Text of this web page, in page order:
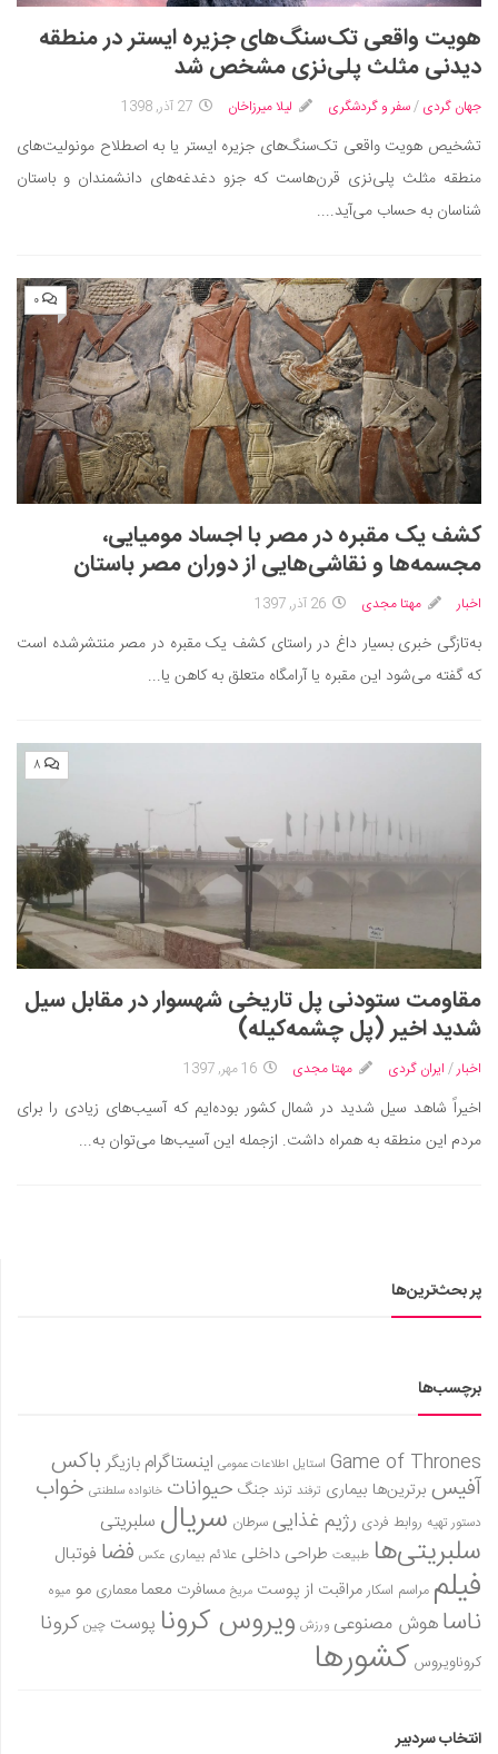
هویت واقعی تک‌سنگ‌های جزیره ایستر در منطقه
دیدنی مثلث پلی‌نزی مشخص شد
جهان گردی /سفر و گردشگری لیلا میرزاخان 27 آذر, 1398
تشخیص هویت واقعی تک‌سنگ‌های جزیره ایستر یا به اصطلاح مونولیت‌های
منطقه مثلث پلی‌نزی قرن‌هاست که جزو دغدغه‌های دانشمندان و باستان
شناسان به حساب می‌آید....
۰
کشف یک مقبره در مصر با اجساد مومیایی،
مجسمه‌ها و نقاشی‌هایی از دوران مصر باستان
اخبار مهتا مجدی 26 آذر, 1397
به‌تازگی خبری بسیار داغ در راستای کشف یک مقبره در مصر منتشرشده است
که گفته می‌شود این مقبره یا آرامگاه متعلق به کاهن یا...
۸
مقاومت ستودنی پل تاریخی شهسوار در مقابل سیل
شدید اخیر (پل چشمه‌کیله)
اخبار/ ایران گردی مهتا مجدی 16 مهر, 1397
اخیراً شاهد سیل شدید در شمال کشور بوده‌ایم که آسیب‌های زیادی را برای
مردم این منطقه به همراه داشت. ازجمله این آسیب‌ها می‌توان به...
پر بحث‌ترین‌ها
برچسب‌ها
Game of Thrones استایل اطلاعات عمومی اینستاگرام بازیگر باکس
آفیس برترین‌ها بیماری ترفند ترند جنگ حیوانات خانواده سلطنتی خواب
دستور تهیه روابط فردی رژیم غذاییسرطان سریال سلبریتی
سلبریتی‌ها طبیعت طراحی داخلی علائم بیماری عکس فضا فوتبال
فیلم مراسم اسکارمراقبت از پوست مریخ مسافرت معمامعماری مو میوه
ناساهوش مصنوعی ورزش ویروس کرونا پوست چین کرونا
کروناویروس کشورها
انتخاب سردبیر